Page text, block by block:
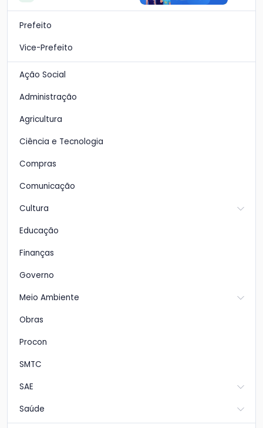
Prefeito
Vice-Prefeito
Ação Social
Administração
Agricultura
Ciência e Tecnologia
Compras
Comunicação
Cultura
Educação
Finanças
Governo
Meio Ambiente
Obras
Procon
SMTC
SAE
Saúde